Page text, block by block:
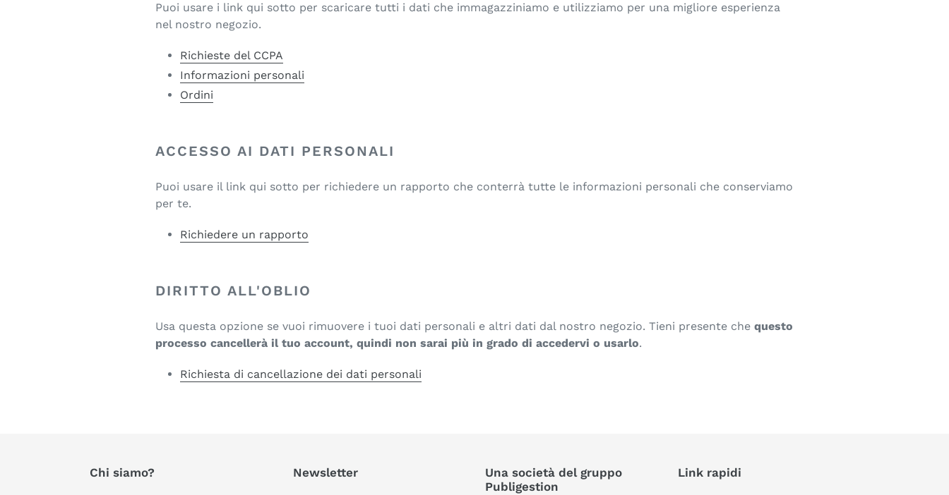
Puoi usare i link qui sotto per scaricare tutti i dati che immagazziniamo e utilizziamo per una migliore esperienza
nel nostro negozio.
Richieste del CCPA
Informazioni personali
Ordini
ACCESSO AI DATI PERSONALI
Puoi usare il link qui sotto per richiedere un rapporto che conterrà tutte le informazioni personali che conserviamo
per te.
Richiedere un rapporto
DIRITTO ALL'OBLIO
Usa questa opzione se vuoi rimuovere i tuoi dati personali e altri dati dal nostro negozio. Tieni presente chequesto
processo cancellerà il tuo account, quindi non sarai più in grado di accedervi o usarlo.
Richiesta di cancellazione dei dati personali
Chi siamo? Newsletter
Una società del gruppo
Publigestion
Link rapidi